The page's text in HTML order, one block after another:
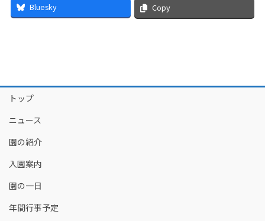
Bluesky Copy
トップ
ニュース
園の紹介
入園案内
園の一日
年間行事予定